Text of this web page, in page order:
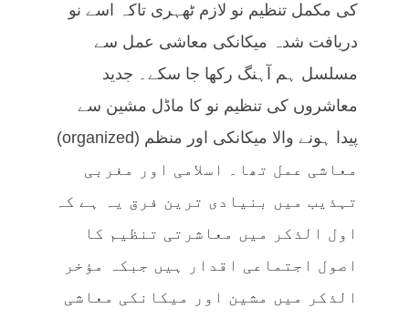
کی مکمل تنظیم نو لازم ٹھہری تاکہ اسے نو
دریافت شدہ میکانکی معاشی عمل سے
مسلسل ہم آہنگ رکھا جا سکے۔ جدید
معاشروں کی تنظیم نو کا ماڈل مشین سے
پیدا ہونے والا میکانکی اور منظم (organized)
معاشی عمل تھا۔ اسلامی اور مغربی
تہذیب میں بنیادی ترین فرق یہ ہے کہ
اول الذکر میں معاشرتی تنظیم کا
اصول اجتماعی اقدار ہیں جبکہ مؤخر
الذکر میں مشین اور میکانکی معاشی